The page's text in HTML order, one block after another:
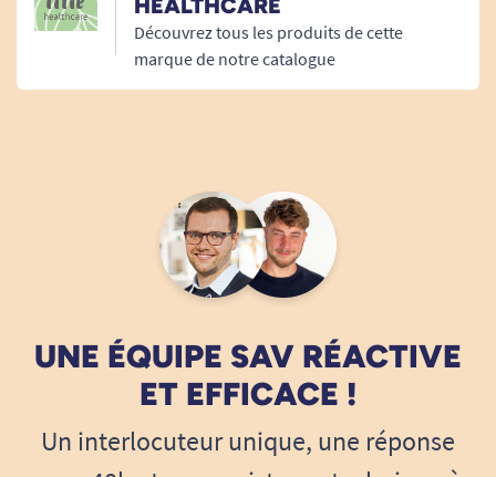
Ce maintien réduit les risques de fuite et sécurise
les déplacements.
Une protection maximale contre les
fuites urinaires
Une absorption rapide pour rester au sec
Le slip absorbant Pants Maxi Lille Mcapte
rapidement les liquides et les diffuse au cœur de
la protection. Cette action permet de garder une
sensation de sec plus longtemps.
HEALTHCARE
Découvrez tous les produits de cette
marque de notre catalogue
UNE ÉQUIPE SAV RÉACTIVE
ET EFFICACE !
Un interlocuteur unique, une réponse